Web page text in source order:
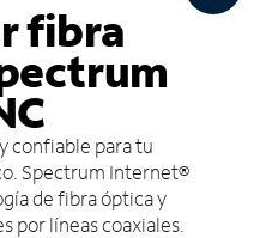
fibra
confiable para tu
Spectrum Internet®
de fibra óptica y
por líneas coaxiales.